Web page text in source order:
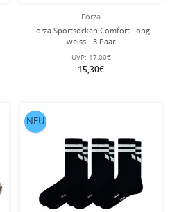
Forza
Forza Sportsocken Comfort Long
weiss - 3 Paar
UVP: 17,00€
15,30€
NEU